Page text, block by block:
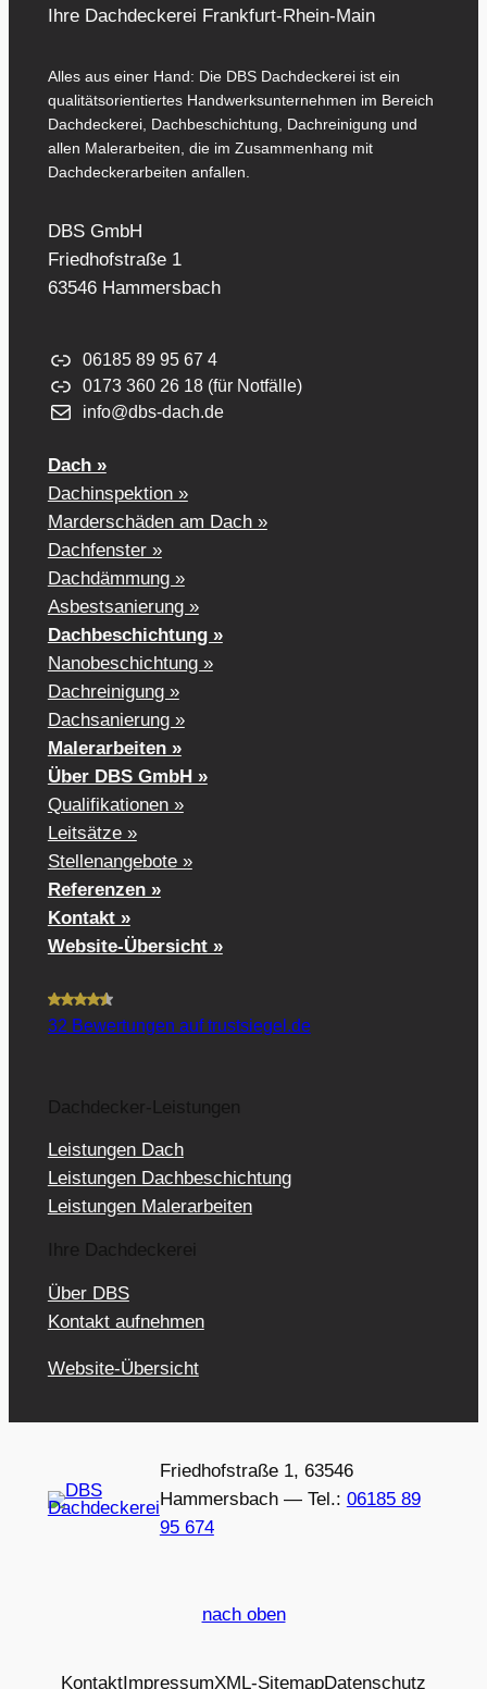
Ihre Dachdeckerei Frankfurt-Rhein-Main
Alles aus einer Hand: Die DBS Dachdeckerei ist ein
qualitätsorientiertes Handwerksunternehmen im Bereich
Dachdeckerei, Dachbeschichtung, Dachreinigung und
allen Malerarbeiten, die im Zusammenhang mit
Dachdeckerarbeiten anfallen.
DBS GmbH
Friedhofstraße 1
63546 Hammersbach
06185 89 95 67 4
0173 360 26 18 (für Notfälle)
info@dbs-dach.de
Dach »
Dachinspektion »
Marderschäden am Dach »
Dachfenster »
Dachdämmung »
Asbestsanierung »
Dachbeschichtung »
Nanobeschichtung »
Dachreinigung »
Dachsanierung »
Malerarbeiten »
Über DBS GmbH »
Qualifikationen »
Leitsätze »
Stellenangebote »
Referenzen »
Kontakt »
Website-Übersicht »
32 Bewertungen auf trustsiegel.de
Dachdecker-Leistungen
Leistungen Dach
Leistungen Dachbeschichtung
Leistungen Malerarbeiten
Ihre Dachdeckerei
Über DBS
Kontakt aufnehmen
Website-Übersicht
Friedhofstraße 1, 63546
Hammersbach — Tel.: 06185 89
95 674
nach oben
KontaktImpressumXML-SitemapDatenschutz